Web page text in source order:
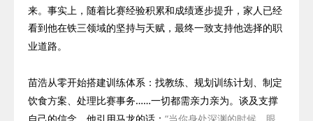
来。事实上， 随着比赛经验积累和成绩逐步提升，家人已经
看到他在铁三领域的坚持与天赋，最终一致支持他选择的职
业道路。
苗浩从零开始搭建训练体系：找教练、规划训练计划、制定
饮食方案、处理比赛事务……一切都需亲力亲为。谈及支撑
自己的信念，他引用马龙的话： “当你身处深渊的时候，眼